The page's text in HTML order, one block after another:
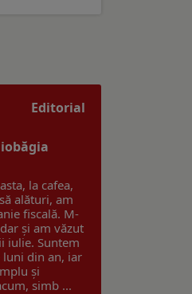
Editorial
la cafea,
alături, am
fiscală. M-
și am văzut
iulie. Suntem
luni din an, iar
și
simb ...